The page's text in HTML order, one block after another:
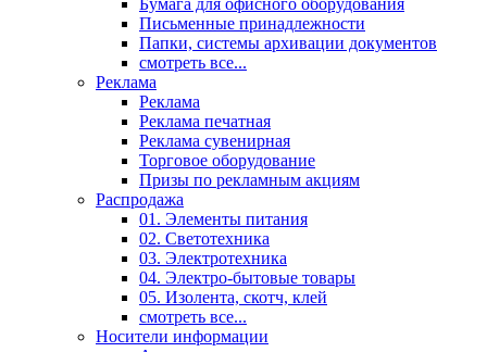
Бумага для офисного оборудования
Письменные принадлежности
Папки, системы архивации документов
смотреть все...
Реклама
Реклама
Реклама печатная
Реклама сувенирная
Торговое оборудование
Призы по рекламным акциям
Распродажа
01. Элементы питания
02. Светотехника
03. Электротехника
04. Электро-бытовые товары
05. Изолента, скотч, клей
смотреть все...
Носители информации